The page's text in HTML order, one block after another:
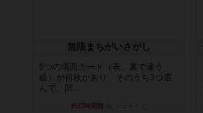
無限まちがいさがし
6つの場面カード（表、裏で違う
絵）が何枚かあり、そのうち3つ選
んで、同...
約15時間前